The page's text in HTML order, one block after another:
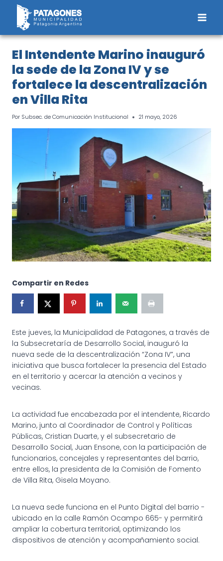
Saltar
contenido
El Intendente Marino inauguró
la sede de la Zona IV y se
fortalece la descentralización
en Villa Rita
Por Subsec. de Comunicación Institucional 21 mayo, 2026
Compartir en Redes
Este jueves, la Municipalidad de Patagones, a través de
la Subsecretaría de Desarrollo Social, inauguró la
nueva sede de la descentralización “Zona IV”, una
iniciativa que busca fortalecer la presencia del Estado
en el territorio y acercar la atención a vecinos y
vecinas.
La actividad fue encabezada por el intendente, Ricardo
Marino, junto al Coordinador de Control y Políticas
Públicas, Cristian Duarte, y el subsecretario de
Desarrollo Social, Juan Ensone, con la participación de
funcionarios, concejales y representantes del barrio,
entre ellos, la presidenta de la Comisión de Fomento
de Villa Rita, Gisela Moyano.
La nueva sede funciona en el Punto Digital del barrio -
ubicado en la calle Ramón Ocampo 665- y permitirá
ampliar la cobertura territorial, optimizando los
dispositivos de atención y acompañamiento social.